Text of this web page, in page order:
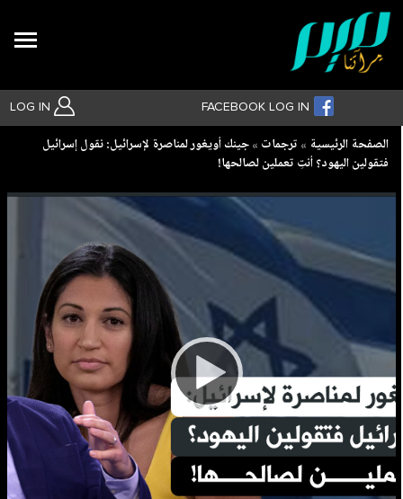
LOG IN FACEBOOK LOG IN
بحث متقدم
Breadcrumb
الصفحة الرئيسية ترجمات
جينك أويغور لمناصرة لإسرائيل: نقول إسرائيل
فتقولين اليهود؟ أنتِ تعملين لصالحها!